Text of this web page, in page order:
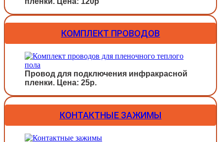
КОМПЛЕКТ ПРОВОДОВ
Провод для подключения инфракрасной
пленки. Цена: 25р.
КОНТАКТНЫЕ ЗАЖИМЫ